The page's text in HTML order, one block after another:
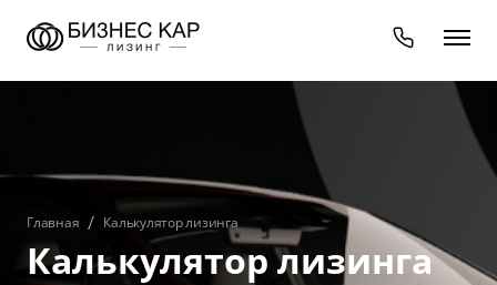
Главная Калькулятор лизинга
Калькулятор лизинга